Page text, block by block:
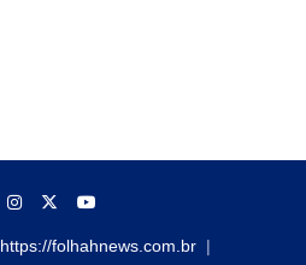
https://folhahnews.com.br